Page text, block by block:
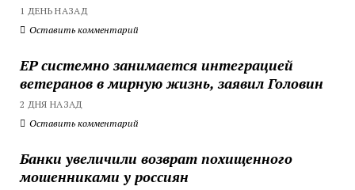
1 ДЕНЬ НАЗАД
Оставить комментарий
ЕР системно занимается интеграцией
ветеранов в мирную жизнь, заявил Головин
2 ДНЯ НАЗАД
Оставить комментарий
Банки увеличили возврат похищенного
мошенниками у россиян